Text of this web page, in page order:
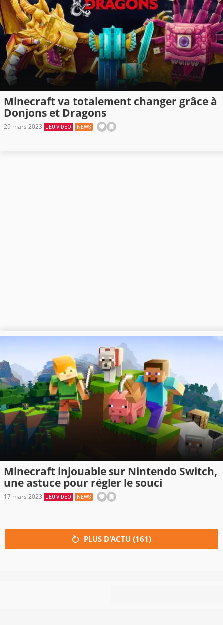
Minecraft va totalement changer grâce à
Donjons et Dragons
29 mars 2023 JEU VIDÉO NEWS
Minecraft injouable sur Nintendo Switch,
une astuce pour régler le souci
17 mars 2023 JEU VIDÉO NEWS
PLUS D'ACTU (161)